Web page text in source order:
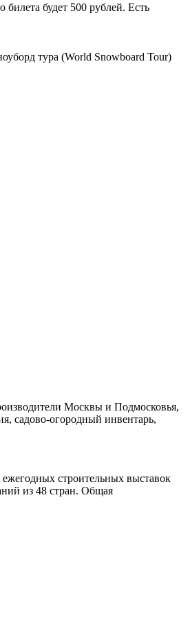
билета будет 500 рублей. Есть
тура (World Snowboard Tour)
Москвы и Подмосковья,
садово-огородный инвентарь,
строительных выставок
из 48 стран. Общая